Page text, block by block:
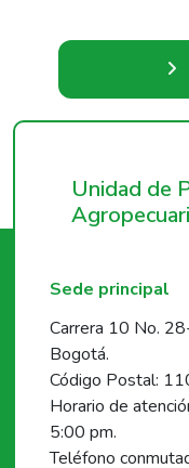
Unidad de
Sede principal
Carrera 10 No.
Bogotá.
Código Postal:
Horario de
5:00 pm.
Teléfono